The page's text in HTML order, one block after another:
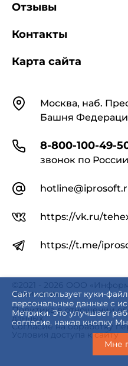
Сайт использует куки-
персональные данные с
Метрики. Это улучшает
согласие, нажав кнопку
Мне
КонтактыМосква, наб.
Башня
8-800-100-49-
звонок по
https://vk.ru/
https://t.me/
Отзывы
Контакты
Карта сайта
©2021 - 2026 ООО
защищены.
Политика в отношении
данных
Согласие на обработку
Условия доступа к сайту